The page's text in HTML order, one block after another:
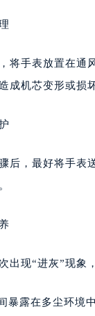
将手表放置在通
成机芯变形或损
后，最好将手表
出现“进灰”现象
暴露在多尘环境中